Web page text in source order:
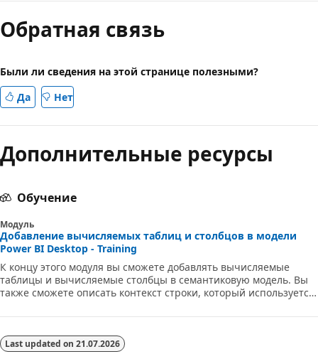
Обратная связь
Были ли сведения на этой странице полезными?
Да
Нет
Дополнительные ресурсы
Обучение
Модуль
Добавление вычисляемых таблиц и столбцов в модели
Power BI Desktop - Training
К концу этого модуля вы сможете добавлять вычисляемые
таблицы и вычисляемые столбцы в семантиковую модель. Вы
также сможете описать контекст строки, который используется
столбцы в таблицу можно с помощью Power Query, вы также
вместо пользовательских столбцов Power Query.
Last updated on 21.07.2026